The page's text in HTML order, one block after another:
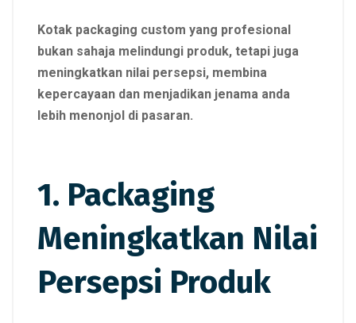
Kotak packaging custom yang profesional
bukan sahaja melindungi produk, tetapi juga
meningkatkan nilai persepsi, membina
kepercayaan dan menjadikan jenama anda
lebih menonjol di pasaran.
1. Packaging
Meningkatkan Nilai
Persepsi Produk